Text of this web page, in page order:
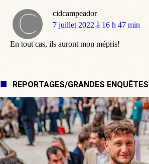
cidcampeador
dit
7 juillet 2022 à 16 h 47 min
En tout cas, ils auront mon mépris!
REPORTAGES/GRANDES ENQUÊTES